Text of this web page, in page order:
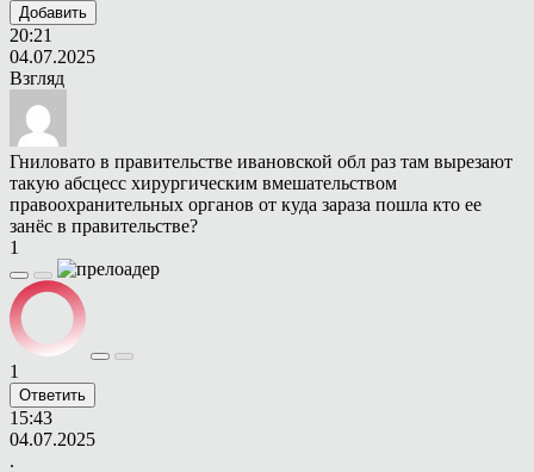
Добавить
20:21
04.07.2025
Взгляд
Гниловато в правительстве ивановской обл раз там вырезают
такую абсцесс хирургическим вмешательством
правоохранительных органов от куда зараза пошла кто ее
занёс в правительстве?
1
1
Ответить
15:43
04.07.2025
.